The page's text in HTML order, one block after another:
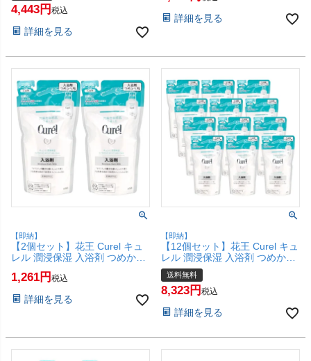
(6020111-set6)
4,443 税込
詳細を見る
詳細を見る
【即納】
【2個セット】花王 Curel キュ
レル 潤浸保湿 入浴剤 つめかえ
用 360ml 【レフィル/詰め替
え】【SBT】(6020111-set2)
1,261 税込
詳細を見る
【即納】
【12個セット】花王 Curel キュ
レル 潤浸保湿 入浴剤 つめかえ
用 360ml 【レフィル/詰め替
え】【宅配便送料無料】
(6020111-set12)
送料無料
8,323 税込
詳細を見る